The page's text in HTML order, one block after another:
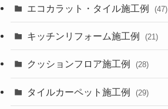
エコカラット・タイル施工例 (47)
キッチンリフォーム施工例 (21)
クッションフロア施工例 (28)
タイルカーペット施工例 (29)